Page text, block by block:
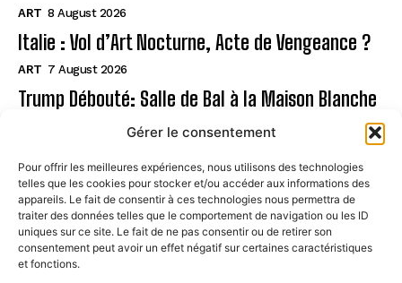
Gérer le consentement
Pour offrir les meilleures expériences, nous utilisons des technologies
telles que les cookies pour stocker et/ou accéder aux informations des
appareils. Le fait de consentir à ces technologies nous permettra de
traiter des données telles que le comportement de navigation ou les ID
uniques sur ce site. Le fait de ne pas consentir ou de retirer son
consentement peut avoir un effet négatif sur certaines caractéristiques
et fonctions.
ART 8 August 2026
Italie : Vol d’Art Nocturne, Acte de Vengeance ?
ART 7 August 2026
Trump Débouté: Salle de Bal à la Maison Blanche
Page
CONTACT
MENTIONS LÉGALES